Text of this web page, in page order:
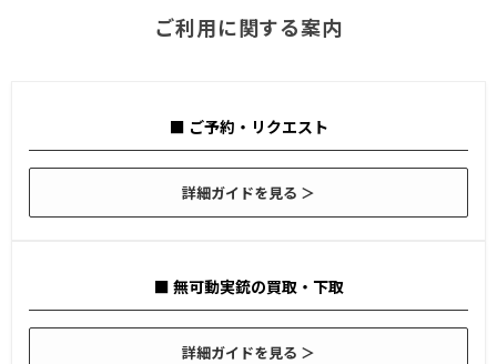
ご利用に関する案内
■ ご予約・リクエスト
詳細ガイドを見る ＞
■ 無可動実銃の買取・下取
詳細ガイドを見る ＞